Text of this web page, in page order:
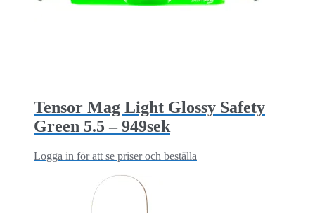
Tensor Mag Light Glossy Safety
Green 5.5 – 949sek
Logga in för att se priser och beställa